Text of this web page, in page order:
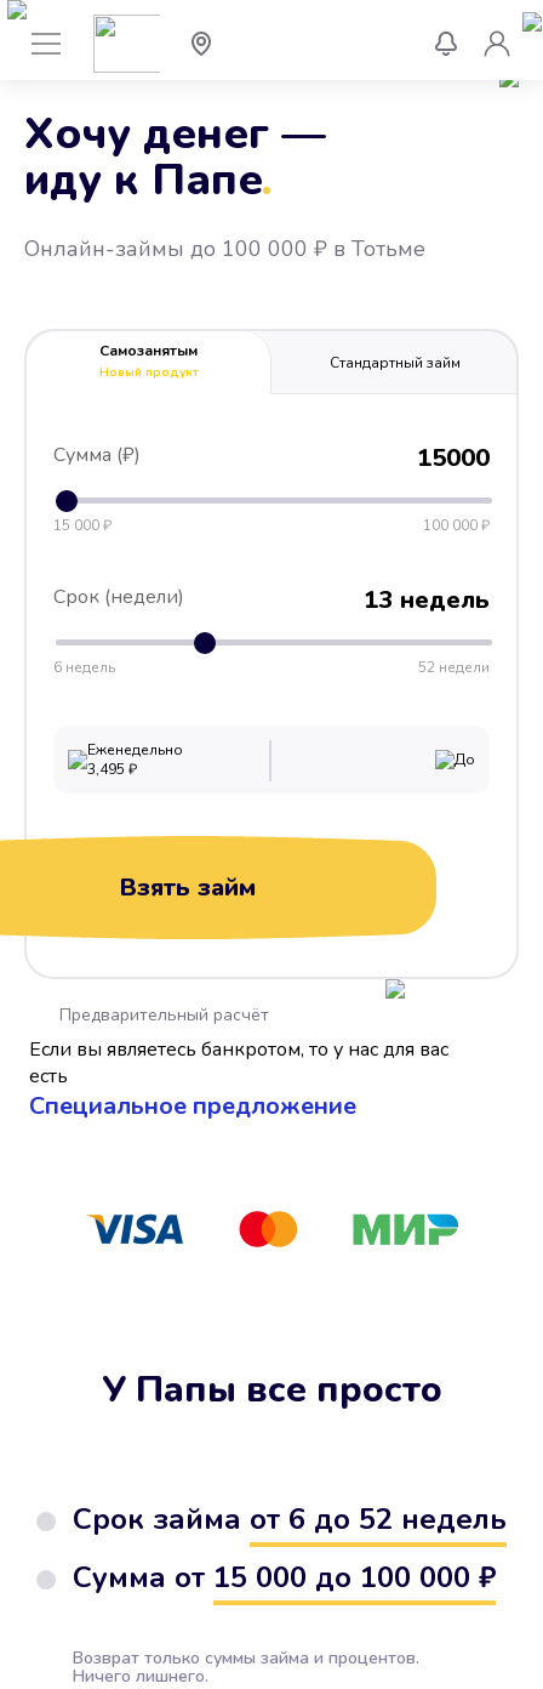
Хочу денег —
иду к Папе
.
Онлайн-займы до 100 000 ₽ в Тотьме
Самозанятым
Новый продукт
Стандартный займ
Сумма (₽) 15000
15 000 ₽ 100 000 ₽
Срок (недели) 13 недель
6 недель 52 недели
Еженедельно
3,495 ₽ До
Взять займ
Если вы являетесь банкротом, то у нас для вас
есть
Cпециальное предложение
Предварительный расчёт
У Папы все просто
Срок займа от 6 до 52 недель
Сумма от 15 000 до 100 000 ₽
Возврат только суммы займа и процентов.
Ничего лишнего.